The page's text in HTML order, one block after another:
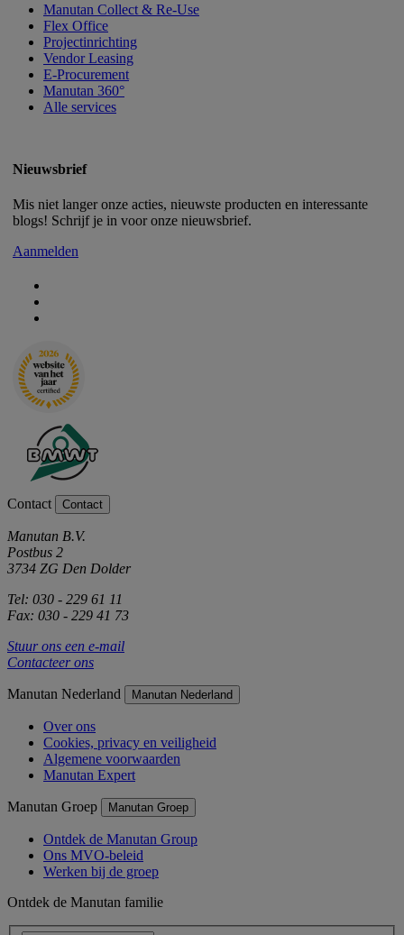
Manutan Collect & Re-Use
Flex Office
Projectinrichting
Vendor Leasing
E-Procurement
Manutan 360°
Alle services
Nieuwsbrief
Mis niet langer onze acties, nieuwste producten en interessante
blogs! Schrijf je in voor onze nieuwsbrief.
Aanmelden
Contact Contact
Manutan B.V.
Postbus 2
3734 ZG Den Dolder
Tel: 030 - 229 61 11
Fax: 030 - 229 41 73
Stuur ons een e-mail
Contacteer ons
Manutan Nederland Manutan Nederland
Over ons
Cookies, privacy en veiligheid
Algemene voorwaarden
Manutan Expert
Manutan Groep Manutan Groep
Ontdek de Manutan Group
Ons MVO-beleid
Werken bij de groep
Ontdek de Manutan familie